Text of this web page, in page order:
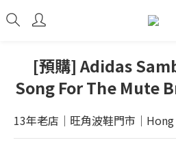
[預購] Adidas
Song For The Mute
13年老店│旺角波鞋門市│Hong